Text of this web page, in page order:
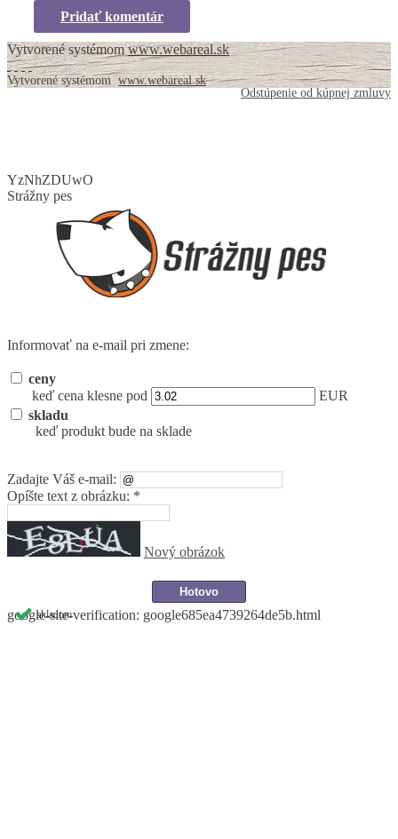
skladom
Pridať komentár
Vytvorené systémomwww.webareal.sk
Vytvorené systémom www.webareal.sk
Odstúpenie od kúpnej zmluvy
YzNhZDUwO
Strážny pes
Informovať na e-mail pri zmene:
ceny
keď cena klesne pod
EUR
skladu
keď produkt bude na sklade
Zadajte Váš e-mail:
Opíšte text z obrázku: *
Nový obrázok
google-site-verification: google685ea4739264de5b.html